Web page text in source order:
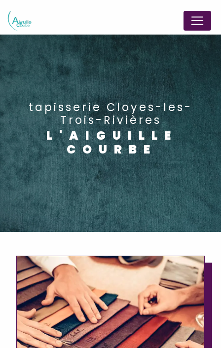
tapisserie Cloyes-les-
Trois-Rivières
L'AIGUILLE
COURBE